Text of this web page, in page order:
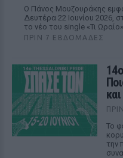
Ο Πάνος Μουζουράκης
Δευτέρα 22 Ιουνίου 2026,
το νέο του single «Τι Ωραίο».
ΠΡΙΝ 7 ΕΒΔΟΜΆΔΕΣ
Το
την